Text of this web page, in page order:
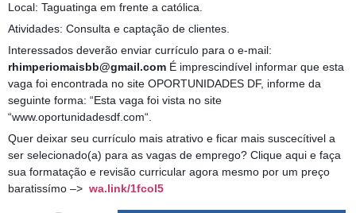
Local: Taguatinga em frente a católica.
Atividades: Consulta e captação de clientes.
Interessados deverão enviar currículo para o e-mail:
rhimperiomaisbb@gmail.com É imprescindível informar que esta
vaga foi encontrada no site OPORTUNIDADES DF, informe da
seguinte forma: “Esta vaga foi vista no site
“www.oportunidadesdf.com“.
Quer deixar seu currículo mais atrativo e ficar mais suscecítivel a
ser selecionado(a) para as vagas de emprego? Clique aqui e faça
sua formatação e revisão curricular agora mesmo por um preço
baratissímo –> wa.link/1fcol5